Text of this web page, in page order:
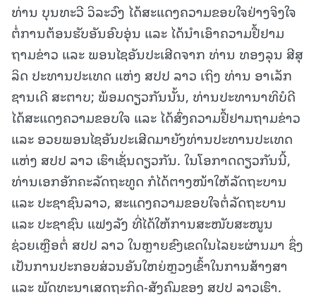
ທ່ານ ບຸນທະວີ ວິລະວົງ ໄດ້ສະແດງຄວາມຂອບໃຈຢ່າງຈິງໃຈ
ຕໍ່ການຕ້ອນຮັບອັນອົບອຸ່ນ ແລະ ໄດ້ນຳເອົາຄວາມຢື້ຢາມ
ຖາມຂ່າວ ແລະ ພອນໄຊອັນປະເສີດຈາກ ທ່ານ ທອງລຸນ ສີສຸ
ລິດ ປະທານປະເທດ ແຫ່ງ ສປປ ລາວ ເຖິງ ທ່ານ ອາເລັກ
ຊານເດີ ສະຕາບ; ພ້ອມດຽວກັນນັ້ນ, ທ່ານປະທານາທິບໍດີ
ໄດ້ສະແດງຄວາມຂອບໃຈ ແລະ ໄດ້ສົ່ງຄວາມຢື້ຢາມຖາມຂ່າວ
ແລະ ອວຍພອນໄຊອັນປະເສີດມາຍັງທ່ານປະທານປະເທດ
ແຫ່ງ ສປປ ລາວ ເຮົາເຊັ່ນດຽວກັນ. ໃນໂອກາດດຽວກັນນີ້,
ທ່ານເອກອັກຄະລັດຖະທູດ ກໍໄດ້ຕາງໜ້າໃຫ້ລັດຖະບານ
ແລະ ປະຊາຊົນລາວ, ສະແດງຄວາມຂອບໃຈຕໍ່ລັດຖະບານ
ແລະ ປະຊາຊົນ ແຟງລັງ ທີ່ໄດ້ໃຫ້ການສະໜັບສະໜູນ
ຊ່ວຍເຫຼືອຕໍ່ ສປປ ລາວ ໃນຫຼາຍຂົງເຂດໃນໄລຍະຜ່ານມາ ຊຶ່ງ
ເປັນການປະກອບສ່ວນອັນໃຫຍ່ຫຼວງເຂົ້າໃນການສ້າງສາ
ແລະ ພັດທະນາເສດຖະກິດ-ສັງຄົມຂອງ ສປປ ລາວເຮົາ.